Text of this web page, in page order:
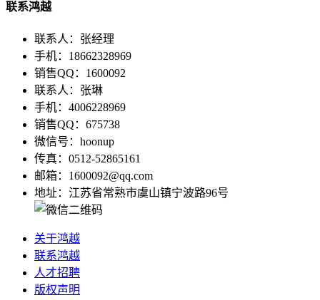
联系鸿越
联系人：张经理
手机：18662328969
销售QQ：1600092
联系人：张琳
手机：4006228969
销售QQ：675738
微信号：hoonup
传真：0512-52865161
邮箱：1600092@qq.com
地址：江苏省常熟市虞山镇宁波路96号
关于鸿越
联系鸿越
人才招聘
版权声明